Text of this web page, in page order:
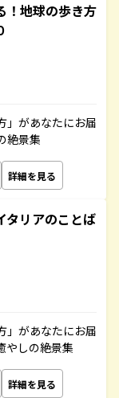
！地球の歩き方
」があなたにお届
絶景集
詳細を見る
タリアのことば
」があなたにお届
やしの絶景集
詳細を見る